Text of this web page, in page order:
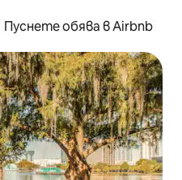
Пуснете обява в Airbnb